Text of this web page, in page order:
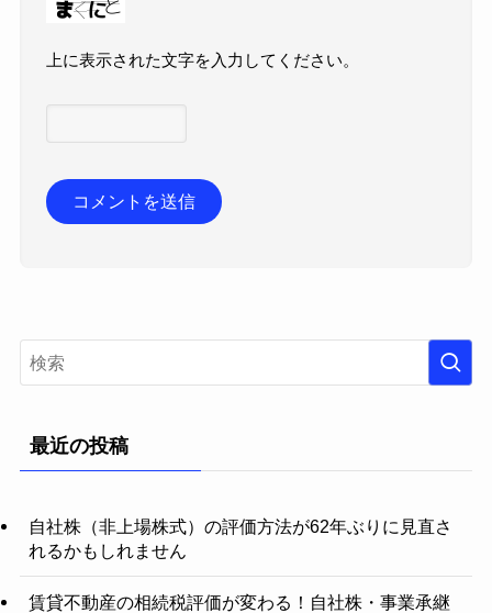
上に表示された文字を入力してください。
最近の投稿
自社株（非上場株式）の評価方法が62年ぶりに見直さ
れるかもしれません
賃貸不動産の相続税評価が変わる！自社株・事業承継